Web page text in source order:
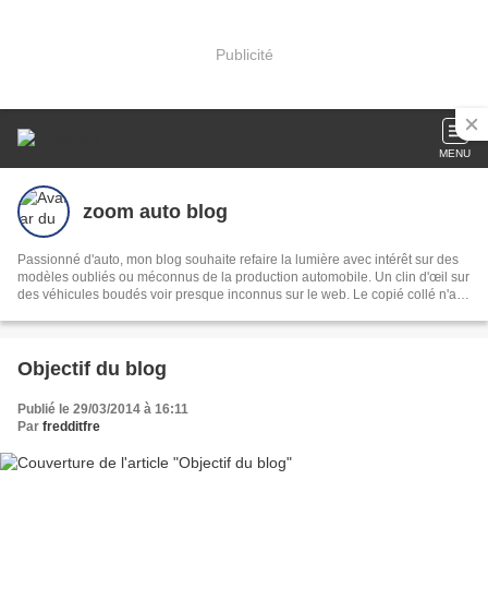
Publicité
MENU
zoom auto blog
Passionné d'auto, mon blog souhaite refaire la lumière avec intérêt sur des
modèles oubliés ou méconnus de la production automobile. Un clin d'œil sur
des véhicules boudés voir presque inconnus sur le web. Le copié collé n'a
Objectif du blog
Publié le 29/03/2014 à 16:11
Par fredditfre